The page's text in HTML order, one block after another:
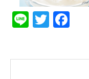
LineTwitter